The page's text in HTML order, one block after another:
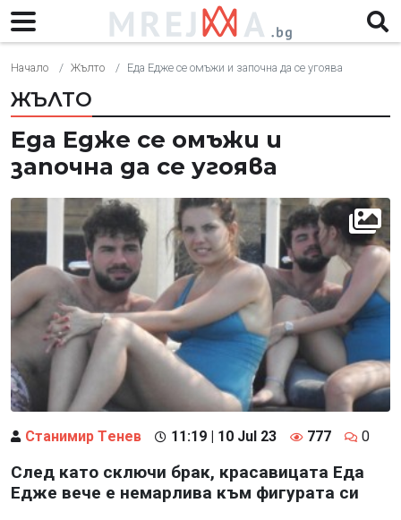
Начало Жълто Еда Едже се омъжи и започна да се угоява
ЖЪЛТО
Еда Едже се омъжи и
започна да се угоява
Станимир Тeнев 11:19 | 10 Jul 23 777 0
След като сключи брак, красавицата Еда
Едже вече е немарлива към фигурата си